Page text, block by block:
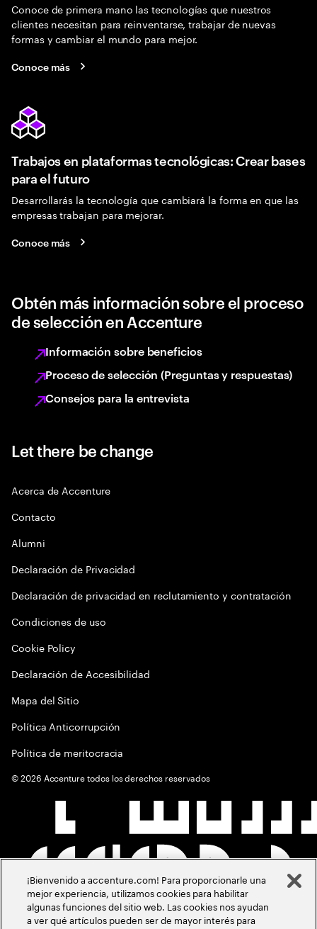
Conoce de primera mano las tecnologías que nuestros
clientes necesitan para reinventarse, trabajar de nuevas
formas y cambiar el mundo para mejor.
Conoce más
Trabajos en plataformas tecnológicas: Crear bases
para el futuro
Desarrollarás la tecnología que cambiará la forma en que las
empresas trabajan para mejorar.
Conoce más
Obtén más información sobre el proceso
de selección en Accenture
Información sobre beneficios
Proceso de selección (Preguntas y respuestas)
Consejos para la entrevista
Let there be change
Acerca de Accenture
Contacto
Alumni
Declaración de Privacidad
Declaración de privacidad en reclutamiento y contratación
Condiciones de uso
Cookie Policy
Declaración de Accesibilidad
Mapa del Sitio
Política Anticorrupción
Política de meritocracia
©2026 Accenture todos los derechos reservados
¡Bienvenido a accenture.com! Para proporcionarle una
mejor experiencia, utilizamos cookies para habilitar
algunas funciones del sitio web. Las cookies nos ayudan
a ver qué artículos pueden ser de mayor interés para